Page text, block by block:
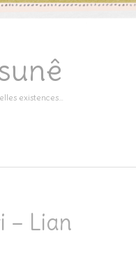
existences…
– Lian